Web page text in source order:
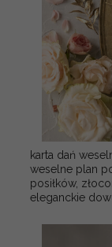
karta dań
weselne plan
posiłków,
eleganckie